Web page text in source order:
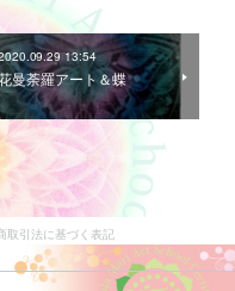
13:54
曼荼羅アート＆蝶
取引法に基づく表記